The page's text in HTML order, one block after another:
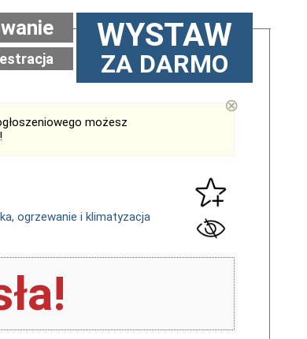
WYSTAW
ZA DARMO
możesz
⊗
ogrzewanie i klimatyzacja